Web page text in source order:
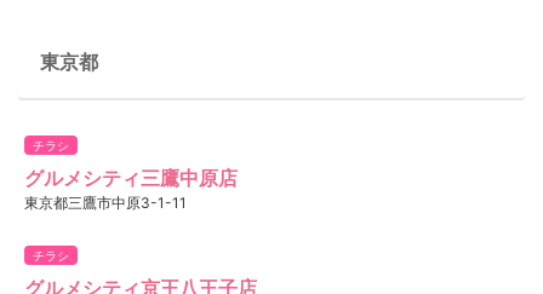
東京都
チラシ
グルメシティ三鷹中原店
東京都三鷹市中原3-1-11
チラシ
グルメシティ京王八王子店